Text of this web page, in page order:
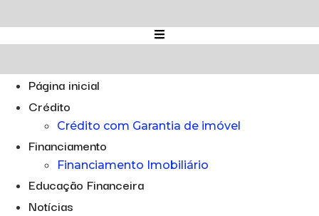
para
o
Página inicial
Crédito
Crédito com Garantia de imóvel
Financiamento
Financiamento Imobiliário
Educação Financeira
Notícias